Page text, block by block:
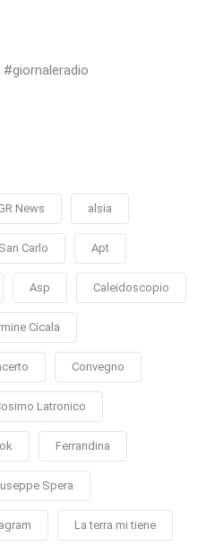
News alsia
Carlo Apt
Asp Caleidoscopio
Cicala
Convegno
Latronico
Ferrandina
Spera
La terra mi tiene